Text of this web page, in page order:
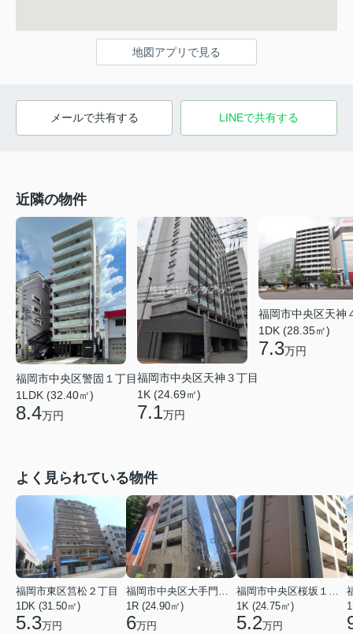
地図アプリで見る
メールで共有する LINEで共有する
近隣の物件
福岡市中央区警固１丁目
1LDK (32.40㎡)
8.4万円
福岡市中央区天神３丁目
1K (24.69㎡)
7.1万円
福岡市中央区天神
1DK (28.35㎡)
7.3万円
よく見られている物件
福岡市東区筥松２丁目
1DK (31.50㎡)
5.3万円
1R (24.90㎡)
6万円
1K (24.75㎡)
5.2万円